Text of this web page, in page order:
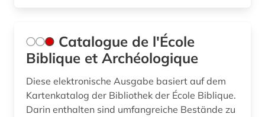
Catalogue de l'École
Biblique et Archéologique
Diese elektronische Ausgabe basiert auf dem
Kartenkatalog der Bibliothek der École Biblique.
Darin enthalten sind umfangreiche Bestände zu